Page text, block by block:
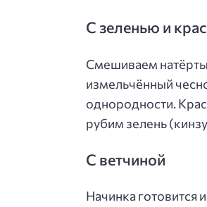
С зеленью и
Смешиваем
измельчённый
однородности.
рубим зелень
С ветчиной
Начинка готовится